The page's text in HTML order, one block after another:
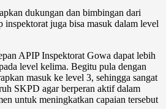
dukungan dan bimbingan dari
juga bisa masuk dalam level
APIP Inspektorat Gowa dapat lebih
level kelima. Begitu pula dengan
masuk ke level 3, sehingga sangat
SKPD agar berperan aktif dalam
untuk meningkatkan capaian tersebut